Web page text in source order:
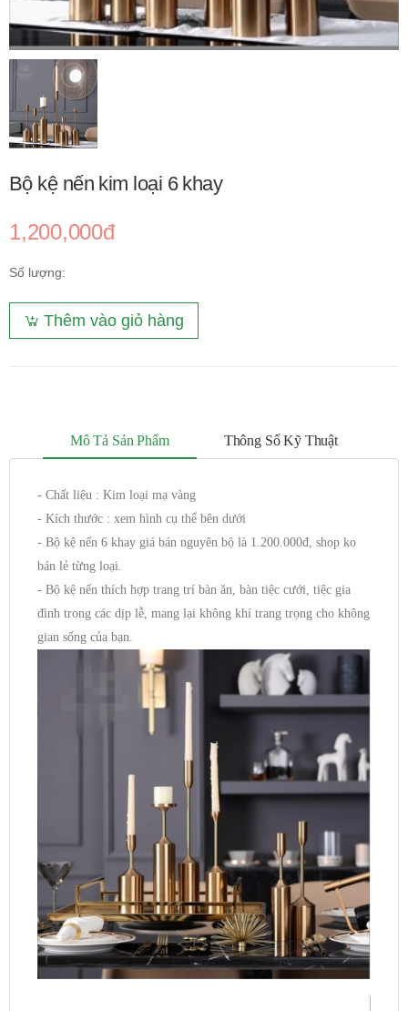
Bộ kệ nến kim loại 6 khay
1,200,000đ
Số lượng:
Thêm vào giỏ hàng
Mô Tả Sản Phẩm Thông Số Kỹ Thuật
- Chất liệu : Kim loại mạ vàng
- Kích thước : xem hình cụ thể bên dưới
- Bộ kệ nến 6 khay giá bán nguyên bộ là 1.200.000đ, shop ko
bán lẻ từng loại.
- Bộ kệ nến thích hợp trang trí bàn ăn, bàn tiệc cưới, tiệc gia
đình trong các dịp lễ, mang lại không khí trang trọng cho không
gian sống của bạn.